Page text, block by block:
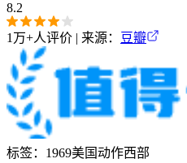
8.2
1万+人评价 | 来源： 豆瓣
标签： 1969美国动作西部